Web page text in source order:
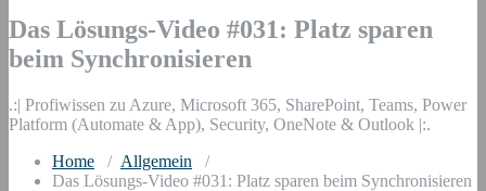
Das Lösungs-Video #031: Platz sparen
beim Synchronisieren
.:| Profiwissen zu Azure, Microsoft 365, SharePoint, Teams, Power
Platform (Automate & App), Security, OneNote & Outlook |:.
Home / Allgemein /
Das Lösungs-Video #031: Platz sparen beim Synchronisieren